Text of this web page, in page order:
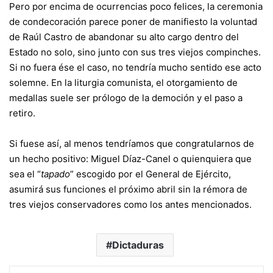
Pero por encima de ocurrencias poco felices, la ceremonia
de condecoración parece poner de manifiesto la voluntad
de Raúl Castro de abandonar su alto cargo dentro del
Estado no solo, sino junto con sus tres viejos compinches.
Si no fuera ése el caso, no tendría mucho sentido ese acto
solemne. En la liturgia comunista, el otorgamiento de
medallas suele ser prólogo de la democión y el paso a
retiro.
Si fuese así, al menos tendríamos que congratularnos de
un hecho positivo: Miguel Díaz-Canel o quienquiera que
sea el “tapado” escogido por el General de Ejército,
asumirá sus funciones el próximo abril sin la rémora de
tres viejos conservadores como los antes mencionados.
Dictaduras